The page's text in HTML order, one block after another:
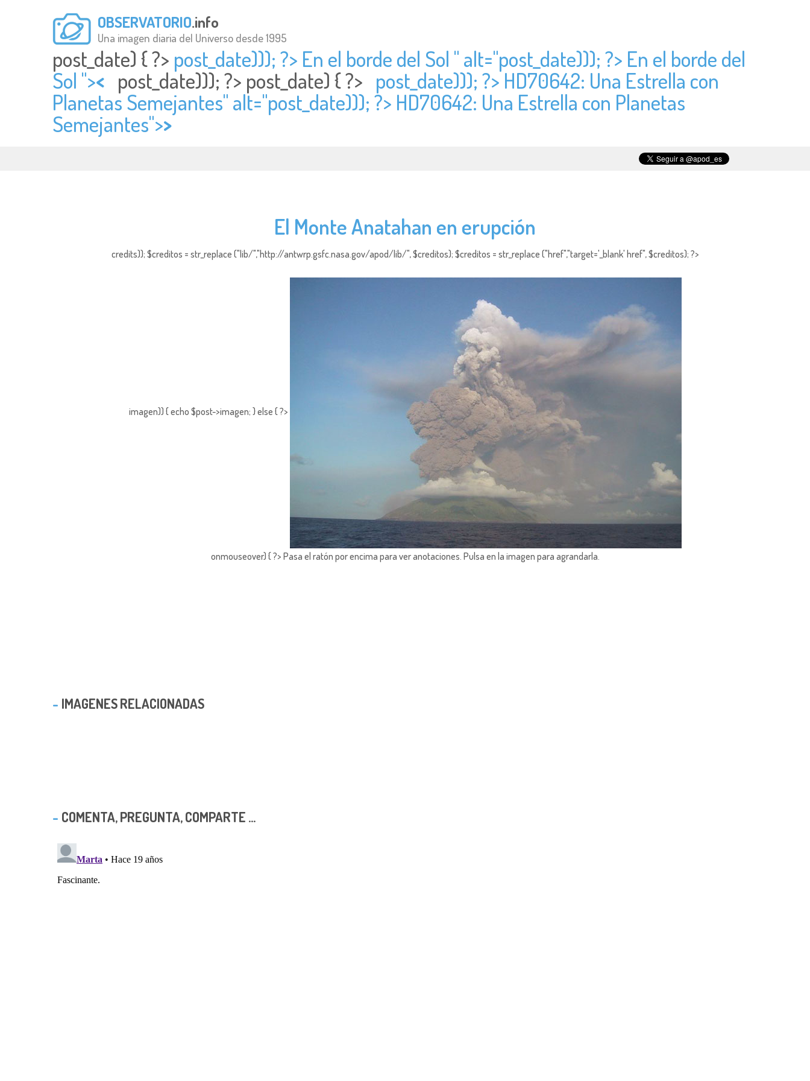
OBSERVATORIO.info
Una imagen diaria del Universo desde 1995
post_date) { ?> post_date))); ?> En el borde del Sol " alt="post_date))); ?> En el borde del
Sol ">< post_date))); ?> post_date) { ?> post_date))); ?> HD70642: Una Estrella con
Planetas Semejantes" alt="post_date))); ?> HD70642: Una Estrella con Planetas
Semejantes">>
El Monte Anatahan en erupción
credits)); $creditos = str_replace ("lib/","http://antwrp.gsfc.nasa.gov/apod/lib/", $creditos); $creditos = str_replace ("href","target='_blank' href", $creditos); ?>
imagen)) { echo $post->imagen; } else { ?>
onmouseover) { ?> Pasa el ratón por encima para ver anotaciones. Pulsa en la imagen para agrandarla.
IMAGENES RELACIONADAS
COMENTA, PREGUNTA, COMPARTE ...